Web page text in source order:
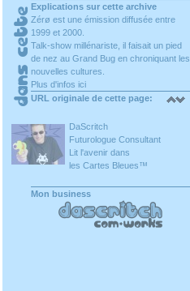
Explications sur cette archive
Zérø est une émission diffusée entre
1999 et 2000.
Talk-show millénariste, il faisait un pied
de nez au Grand Bug en chroniquant les
nouvelles cultures.
Plus d'infos ici
URL originale de cette page:
http://xaviermd.free.fr/zero
DaScritch
Futurologue Consultant
Lit l'avenir dans
les Cartes Bleues™
Mon business